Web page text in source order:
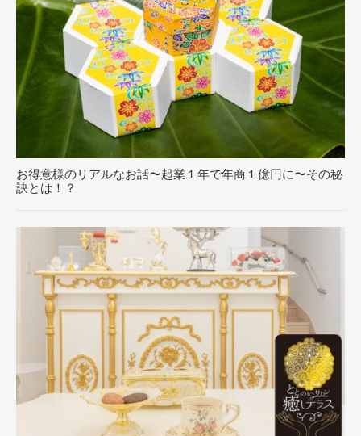
お得意様のリアルなお話〜起業１年で年商１億円に〜その秘
訣とは！？